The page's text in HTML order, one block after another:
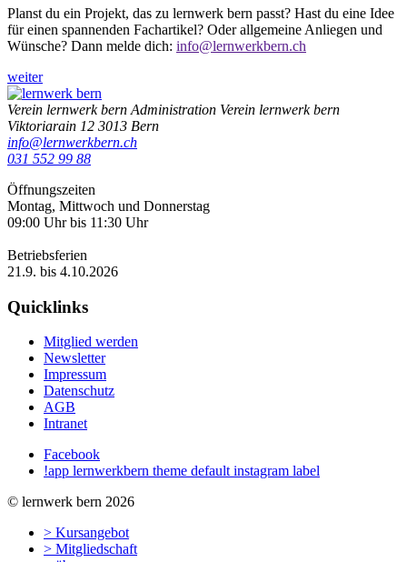
Planst du ein Projekt, das zu lernwerk bern passt? Hast du eine Idee
für einen spannenden Fachartikel? Oder allgemeine Anliegen und
Wünsche? Dann melde dich: info@lernwerkbern.ch
weiter
Verein lernwerk bern Administration Verein lernwerk bern
Viktoriarain 12 3013 Bern
info@lernwerkbern.ch
031 552 99 88
Öffnungszeiten
Montag, Mittwoch und Donnerstag
09:00 Uhr bis 11:30 Uhr
Betriebsferien
21.9. bis 4.10.2026
Quicklinks
Mitglied werden
Newsletter
Impressum
Datenschutz
AGB
Intranet
Facebook
!app lernwerkbern theme default instagram label
© lernwerk bern 2026
> Kursangebot
> Mitgliedschaft